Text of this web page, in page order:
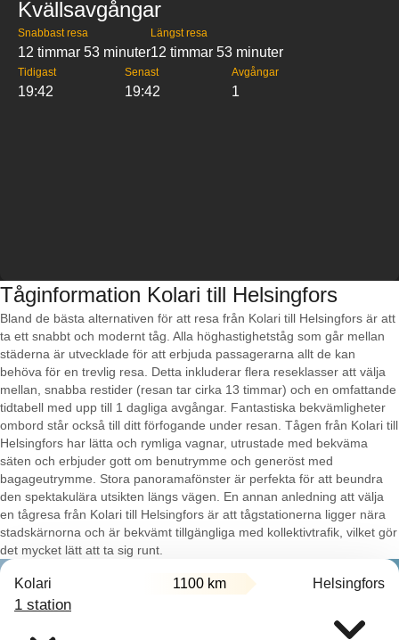
Kvällsavgångar
Snabbast resa
12 timmar 53 minuter
Längst resa
12 timmar 53 minuter
Tidigast
19:42
Senast
19:42
Avgångar
1
Tåginformation Kolari till Helsingfors
Bland de bästa alternativen för att resa från Kolari till Helsingfors är att
ta ett snabbt och modernt tåg. Alla höghastighetståg som går mellan
städerna är utvecklade för att erbjuda passagerarna allt de kan
behöva för en trevlig resa. Detta inkluderar flera reseklasser att välja
mellan, snabba restider (resan tar cirka 13 timmar) och en omfattande
tidtabell med upp till 1 dagliga avgångar. Fantastiska bekvämligheter
ombord står också till ditt förfogande under resan. Tågen från Kolari till
Helsingfors har lätta och rymliga vagnar, utrustade med bekväma
säten och erbjuder gott om benutrymme och generöst med
bagageutrymme. Stora panoramafönster är perfekta för att beundra
den spektakulära utsikten längs vägen. En annan anledning att välja
en tågresa från Kolari till Helsingfors är att tågstationerna ligger nära
stadskärnorna och är bekvämt tillgängliga med kollektivtrafik, vilket gör
det mycket lätt att ta sig runt.
Kolari 1100 km Helsingfors
1 station